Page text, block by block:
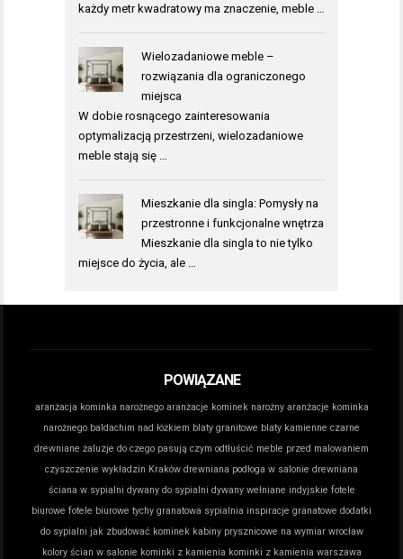
każdy metr kwadratowy ma znaczenie, meble …
Wielozadaniowe meble –
rozwiązania dla ograniczonego
miejsca
W dobie rosnącego zainteresowania
optymalizacją przestrzeni, wielozadaniowe
meble stają się …
Mieszkanie dla singla: Pomysły na
przestronne i funkcjonalne wnętrza
Mieszkanie dla singla to nie tylko
miejsce do życia, ale …
POWIĄZANE
aranżacja kominka narożnego aranżacje kominek narożny aranżacje kominka
narożnego baldachim nad łóżkiem blaty granitowe blaty kamienne czarne
drewniane żaluzje do czego pasują czym odtłuścić meble przed malowaniem
czyszczenie wykładzin Kraków drewniana podłoga w salonie drewniana
ściana w sypialni dywany do sypialni dywany wełniane indyjskie fotele
biurowe fotele biurowe tychy granatowa sypialnia inspiracje granatowe dodatki
do sypialni jak zbudować kominek kabiny prysznicowe na wymiar wrocław
kolory ścian w salonie kominki z kamienia kominki z kamienia warszawa